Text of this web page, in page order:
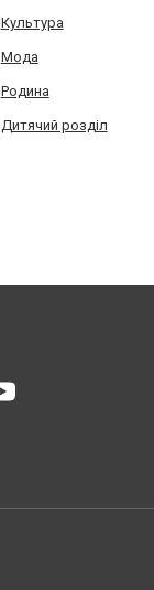
Культура
Мода
Родина
Дитячий розділ